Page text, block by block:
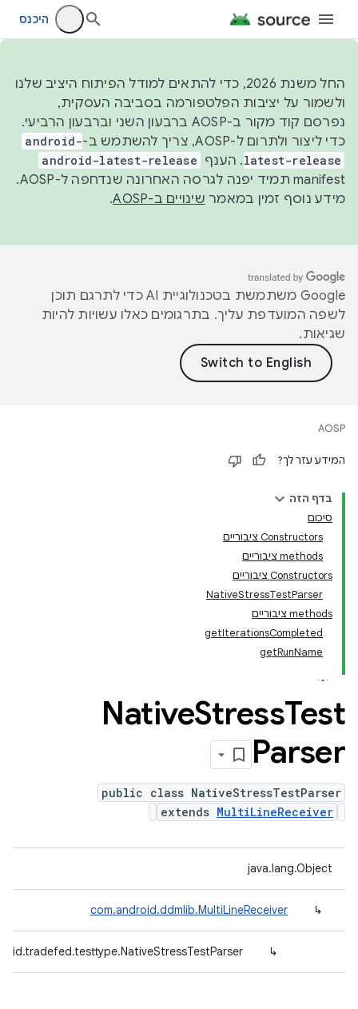
היכנס
החל משנת 2026, כדי להתאים למודל הפיתוח היציב שלנו
ולשמור על יציבות הפלטפורמה בסביבה העסקית,
נפרסם קוד מקור ב-AOSP ברבעון השני וברבעון הרביעי.
כדי ליצור ולתרום ל-AOSP, צריך להשתמש ב-
android-
latest-release. הענף android-latest-release
manifest תמיד יפנה לגרסה האחרונה שנדחפה ל-AOSP.
מידע נוסף זמין במאמר שינויים ב-AOSP .
‫Google משתמשת בטכנולוגיית AI כדי לתרגם תוכן
לשפה המועדפת עליך. בתרגומים כאלו עשויות להיות
שגיאות.
AOSP
המידע עזר לך?
בדף הזה
סיכום
Constructors ציבוריים
‫methods ציבוריים
Constructors ציבוריים
NativeStressTestParser
‫methods ציבוריים
getIterationsCompleted
getRunName
NativeStressTest
Parser
public class NativeStressTestParser
extends MultiLineReceiver
java.lang.Object
↳
com.android.ddmlib.MultiLineReceiver
↳